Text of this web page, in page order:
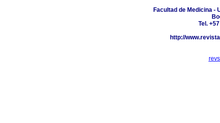
Facultad de Medicina -
Tel.
http://